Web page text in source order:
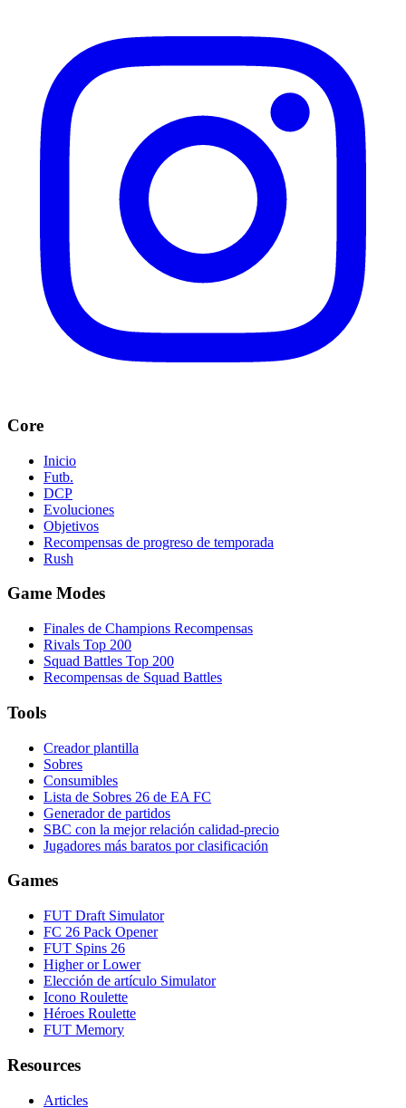
Core
Inicio
Futb.
DCP
Evoluciones
Objetivos
Recompensas de progreso de temporada
Rush
Game Modes
Finales de Champions Recompensas
Rivals Top 200
Squad Battles Top 200
Recompensas de Squad Battles
Tools
Creador plantilla
Sobres
Consumibles
Lista de Sobres 26 de EA FC
Generador de partidos
SBC con la mejor relación calidad-precio
Jugadores más baratos por clasificación
Games
FUT Draft Simulator
FC 26 Pack Opener
FUT Spins 26
Higher or Lower
Elección de artículo Simulator
Icono Roulette
Héroes Roulette
FUT Memory
Resources
Articles